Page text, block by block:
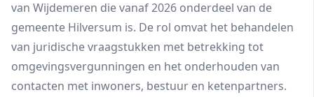
van Wijdemeren die vanaf 2026 onderdeel van de
gemeente Hilversum is. De rol omvat het behandelen
van juridische vraagstukken met betrekking tot
omgevingsvergunningen en het onderhouden van
contacten met inwoners, bestuur en ketenpartners.